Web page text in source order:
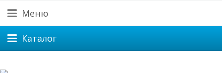
Меню
Каталог